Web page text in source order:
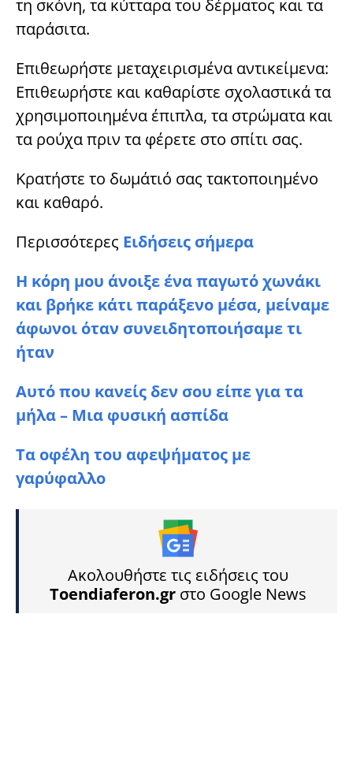
τη σκόνη, τα κύτταρα του δέρματος και τα
παράσιτα.
Επιθεωρήστε μεταχειρισμένα αντικείμενα:
Επιθεωρήστε και καθαρίστε σχολαστικά τα
χρησιμοποιημένα έπιπλα, τα στρώματα και
τα ρούχα πριν τα φέρετε στο σπίτι σας.
Κρατήστε το δωμάτιό σας τακτοποιημένο
και καθαρό.
Περισσότερες Ειδήσεις σήμερα
Η κόρη μου άνοιξε ένα παγωτό χωνάκι
και βρήκε κάτι παράξενο μέσα, μείναμε
άφωνοι όταν συνειδητοποιήσαμε τι
ήταν
Αυτό που κανείς δεν σου είπε για τα
μήλα – Μια φυσική ασπίδα
Τα οφέλη του αφεψήματος με
γαρύφαλλο
Ακολουθήστε τις ειδήσεις του
Toendiaferon.gr στο Google News